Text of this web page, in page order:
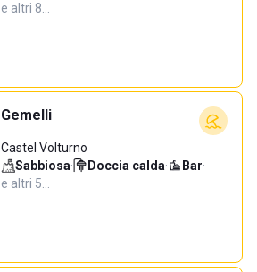
e altri 8…
Gemelli
Castel Volturno
Sabbiosa· Doccia calda· Bar·
e altri 5…